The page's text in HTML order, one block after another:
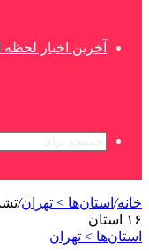
آخرین اخبار لحظه
خانه/ استان‌ها > تهران/
۱۶ استان
استان‌ها > تهران